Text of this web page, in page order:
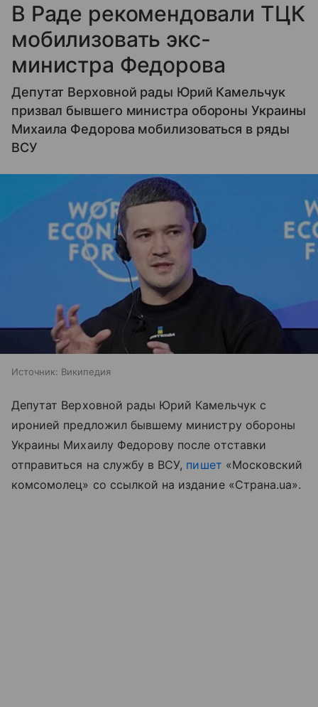
В Раде рекомендовали ТЦК
мобилизовать экс-
министра Федорова
Депутат Верховной рады Юрий Камельчук
призвал бывшего министра обороны Украины
Михаила Федорова мобилизоваться в ряды
ВСУ
Источник: Википедия
Депутат Верховной рады Юрий Камельчук с
иронией предложил бывшему министру обороны
Украины Михаилу Федорову после отставки
отправиться на службу в ВСУ, пишет «Московский
комсомолец» со ссылкой на издание «Страна.ua».